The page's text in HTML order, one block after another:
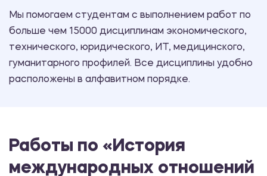
Мы помогаем студентам с выполнением работ по
больше чем 15000 дисциплинам экономического,
технического, юридического, ИТ, медицинского,
гуманитарного профилей. Все дисциплины удобно
расположены в алфавитном порядке.
Работы по «История
международных отношений